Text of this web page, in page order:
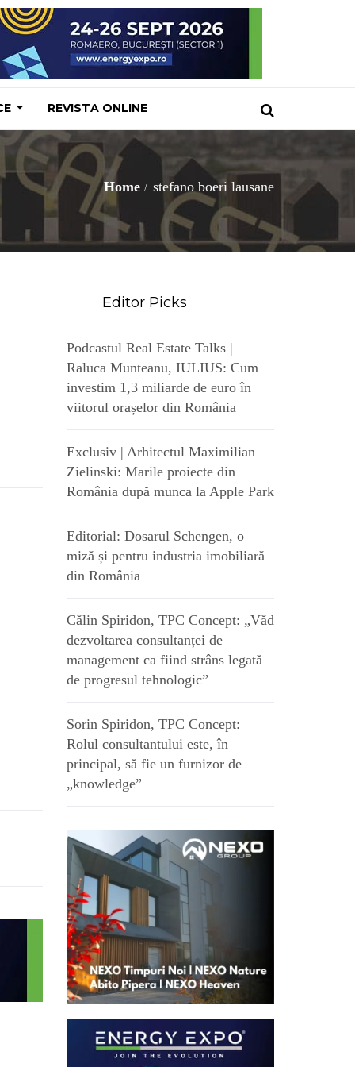
REVISTA ONLINE
Home stefano boeri lausane
Editor Picks
Podcastul Real Estate Talks |
Raluca Munteanu, IULIUS: Cum
investim 1,3 miliarde de euro în
viitorul orașelor din România
Exclusiv | Arhitectul Maximilian
Zielinski: Marile proiecte din
România după munca la Apple Park
Editorial: Dosarul Schengen, o
miză și pentru industria imobiliară
din România
Călin Spiridon, TPC Concept: „Văd
dezvoltarea consultanței de
management ca fiind strâns legată
de progresul tehnologic”
Sorin Spiridon, TPC Concept:
Rolul consultantului este, în
principal, să fie un furnizor de
„knowledge”